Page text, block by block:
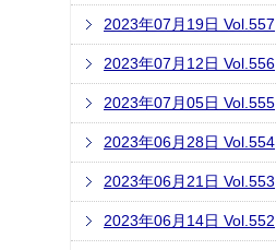
2023年07月19日 Vol.557
2023年07月12日 Vol.556
2023年07月05日 Vol.555
2023年06月28日 Vol.554
2023年06月21日 Vol.553
2023年06月14日 Vol.552